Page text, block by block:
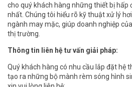
cho quý khách hàng những thiết bị hấp
nhất. Chúng tôi hiểu rõ kỹ thuật xử lý
ngành may mặc, giúp doanh nghiệp
thị trường.
Thông tin liên hệ tư vấn giải pháp:
Quý khách hàng có nhu cầu lắp đặt hệ
tạo ra những bộ mành rèm sóng hình